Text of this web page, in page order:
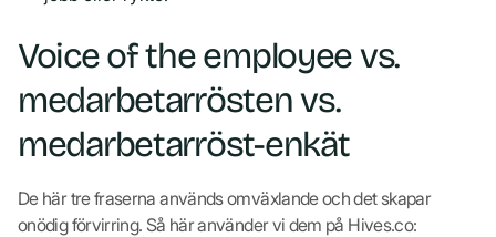
Voice of the employee vs.
medarbetarrösten vs.
medarbetarröst-enkät
De här tre fraserna används omväxlande och det skapar
onödig förvirring. Så här använder vi dem på Hives.co: